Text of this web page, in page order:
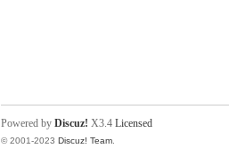
Powered by Discuz! X3.4 Licensed
© 2001-2023 Discuz! Team